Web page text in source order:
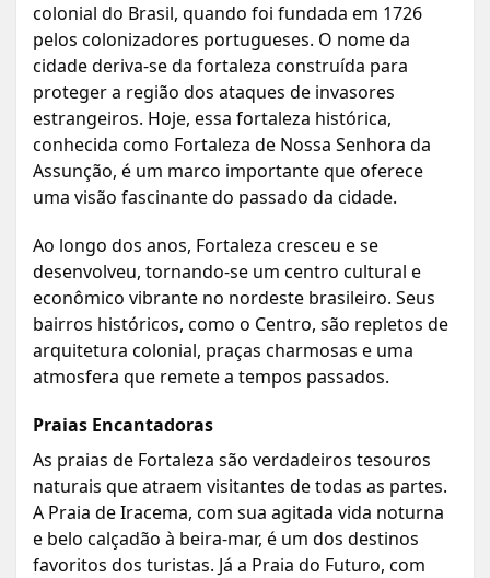
colonial do Brasil, quando foi fundada em 1726
pelos colonizadores portugueses. O nome da
cidade deriva-se da fortaleza construída para
proteger a região dos ataques de invasores
estrangeiros. Hoje, essa fortaleza histórica,
conhecida como Fortaleza de Nossa Senhora da
Assunção, é um marco importante que oferece
uma visão fascinante do passado da cidade.
Ao longo dos anos, Fortaleza cresceu e se
desenvolveu, tornando-se um centro cultural e
econômico vibrante no nordeste brasileiro. Seus
bairros históricos, como o Centro, são repletos de
arquitetura colonial, praças charmosas e uma
atmosfera que remete a tempos passados.
Praias Encantadoras
As praias de Fortaleza são verdadeiros tesouros
naturais que atraem visitantes de todas as partes.
A Praia de Iracema, com sua agitada vida noturna
e belo calçadão à beira-mar, é um dos destinos
favoritos dos turistas. Já a Praia do Futuro, com